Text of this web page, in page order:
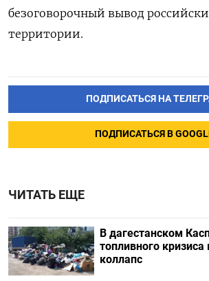
безоговорочный вывод
территории.
ПОДПИСАТЬСЯ НА
ПОДПИСАТЬСЯ В
ЧИТАТЬ ЕЩЕ
В дагестанском
топливного
коллапс